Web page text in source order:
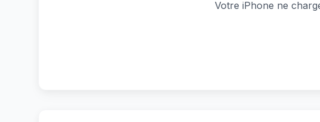
Votre iPhone ne